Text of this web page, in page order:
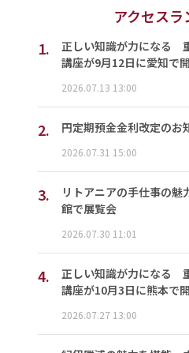
アクセスラ
1.
正しい知識が力になる
講座が9月12日に愛知で
2026.07.13 13:00
2. 円定期預金金利改定のお
2026.07.31 15:00
3.
リトアニアの手仕事の
館で展覧会
2026.07.30 11:01
4.
正しい知識が力になる
講座が10月3日に熊本で
2026.07.27 13:00